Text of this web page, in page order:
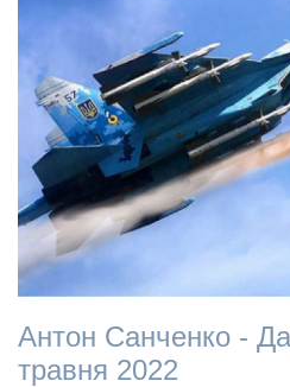
Антон Санченко -
травня 2022